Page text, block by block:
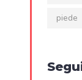
piede